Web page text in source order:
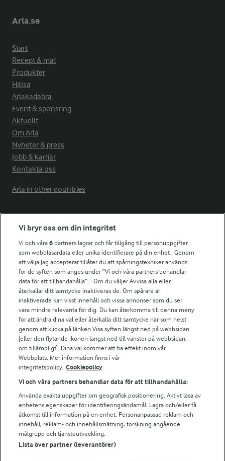
Arla.se
Start
Recept & mat
Produkter
Hälsa
Arlakadabra
Event & sponsring
Aktuellt
Om Arla
Nyheter & press
Jobb & karriär
Kontakta oss
Arla in other countries
Fler Arlasajter
För ägare
Arlas kundportal
Arla.com
Falbygdens Ost
Arla webbshop
Bildbank
Följ oss
© 2026 Arla Foods
Vi bryr oss om din integritet
Vi och våra6 partners lagrar och får tillgång till personuppgifter
som webbläsardata eller unika identifierare på din enhet . Genom
att välja Jag accepterar tillåter du att spårningstekniker används
för de syften som anges under ”Vi och våra partners behandlar
data för att tillhandahålla”. . Om du väljer Avvisa alla eller
återkallar ditt samtycke inaktiveras de. Om spårare är
inaktiverade kan visst innehåll och vissa annonser som du ser
vara mindre relevanta för dig. Du kan återkomma till denna meny
för att ändra dina val eller återkalla ditt samtycke när som helst
genom att klicka på länken Visa syften längst ned på webbsidan
[eller den flytande ikonen längst ned till vänster på webbsidan,
om tillämpligt]. Dina val kommer att ha effekt inom vår
Webbplats. Mer information finns i vår
integritetspolicy. Cookiepolicy
Vi och våra partners behandlar data för att tillhandahålla:
Använda exakta uppgifter om geografisk positionering. Aktivt läsa av
enhetens egenskaper för identifieringsändamål. Lagra och/eller få
åtkomst till information på en enhet. Personanpassad reklam och
innehåll, reklam- och innehållsmätning, forskning angående
målgrupp och tjänsteutveckling.
Lista över partner (leverantörer)